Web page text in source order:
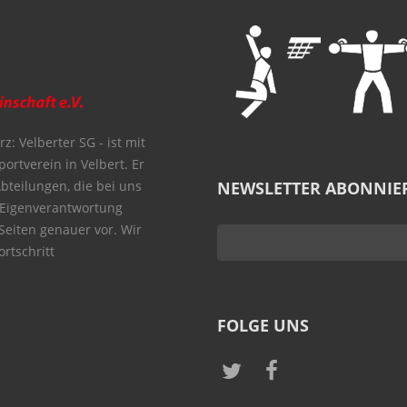
Velberter SG - ist mit
in Velbert. Er
die bei uns
genauer vor. Wir
NEWSLETTER
FOLGE UNS